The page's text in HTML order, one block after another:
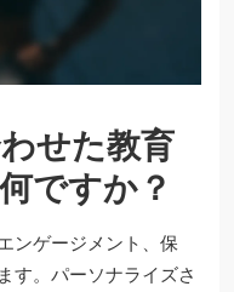
せた教育
ですか？
ンゲージメント、保
す。パーソナライズさ